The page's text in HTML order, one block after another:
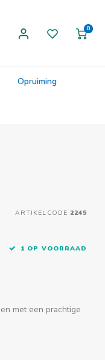
0
Opruiming
ARTIKELCODE 2245
1 OP VOORRAAD
met een prachtige